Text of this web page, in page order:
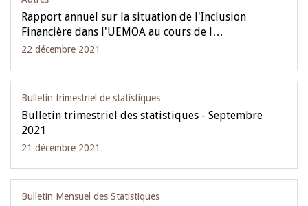
Rapport annuel sur la situation de l'Inclusion
Financière dans l'UEMOA au cours de l…
22 décembre 2021
Bulletin trimestriel de statistiques
Bulletin trimestriel des statistiques - Septembre
2021
21 décembre 2021
Bulletin Mensuel des Statistiques